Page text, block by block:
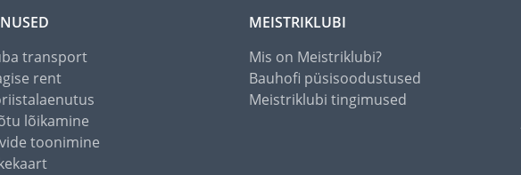
transport
rent
lõikamine
toonimine
MEISTRIKLUBI
Mis on Meistriklubi?
Bauhofi püsisoodustused
Meistriklubi tingimused